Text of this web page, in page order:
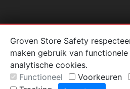
Groven Store Safety
maken gebruik van
analytische cookies.
Functioneel
Voorkeuren
© Groven Stainless Steel & Store Safety